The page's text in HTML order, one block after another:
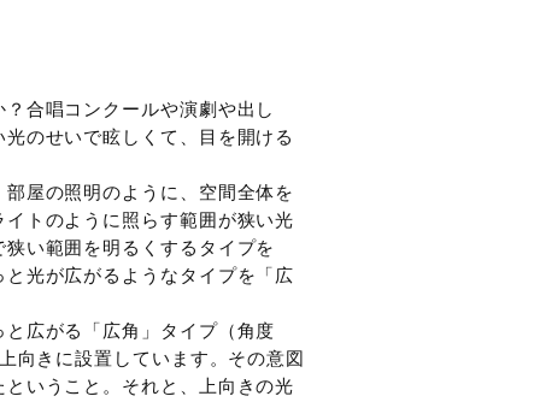
合唱コンクールや演劇や出し
のせいで眩しくて、目を開ける
屋の照明のように、空間全体を
トのように照らす範囲が狭い光
い範囲を明るくするタイプを
光が広がるようなタイプを「広
広がる「広角」タイプ（角度
向きに設置しています。その意図
いうこと。それと、上向きの光